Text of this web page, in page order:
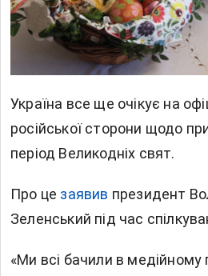
Україна все ще очікує на
російської сторони щодо
період Великодніх свят.
Про це заявив президент
Зеленський під час
«Ми всі бачили в медійному